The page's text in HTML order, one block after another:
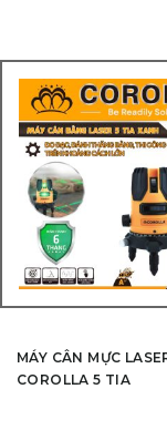
MÁY CÂN MỰC
COROLLA 5 TIA